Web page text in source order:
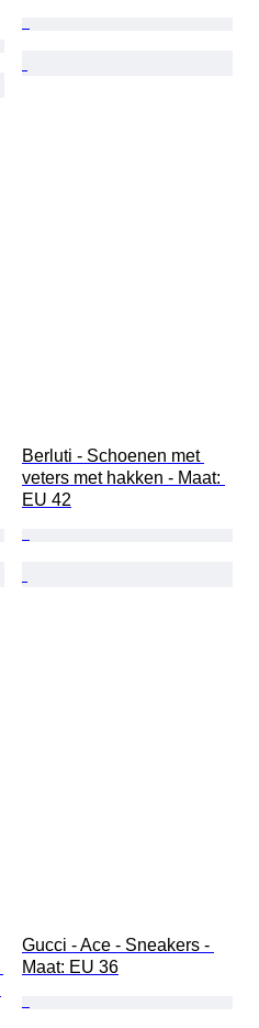
Berluti - Schoenen met
veters met hakken - Maat:
EU 42
Gucci - Ace - Sneakers -
Maat: EU 36